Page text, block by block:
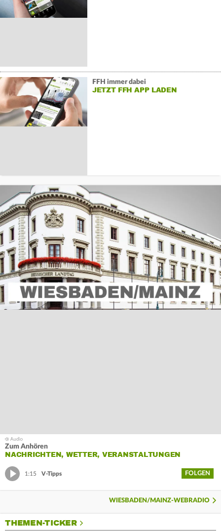
FFH immer dabei
JETZT FFH APP LADEN
Zum Anhören
NACHRICHTEN, WETTER, VERANSTALTUNGEN
1:15 V-Tipps FOLGEN
WIESBADEN/MAINZ-WEBRADIO
THEMEN-TICKER